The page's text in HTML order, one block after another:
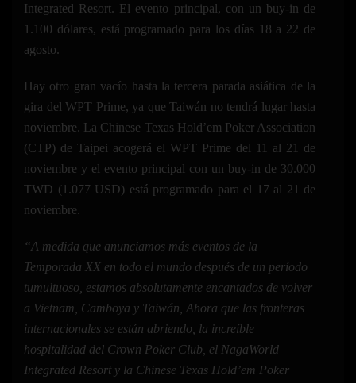
Integrated Resort. El evento principal, con un buy-in de
1.100 dólares, está programado para los días 18 a 22 de
agosto.
Hay otro gran vacío hasta la tercera parada asiática de la
gira del WPT Prime, ya que Taiwán no tendrá lugar hasta
noviembre. La Chinese Texas Hold’em Poker Association
(CTP) de Taipei acogerá el WPT Prime del 11 al 21 de
noviembre y el evento principal con un buy-in de 30.000
TWD (1.077 USD) está programado para el 17 al 21 de
noviembre.
“A medida que anunciamos más eventos de la
Temporada XX en todo el mundo después de un período
tumultuoso, estamos absolutamente encantados de volver
a Vietnam, Camboya y Taiwán, Ahora que las fronteras
internacionales se están abriendo, la increíble
hospitalidad del Crown Poker Club, el NagaWorld
Integrated Resort y la Chinese Texas Hold’em Poker